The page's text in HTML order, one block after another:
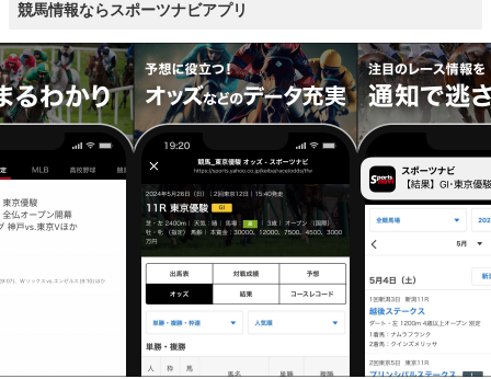
競馬情報ならスポーツナビアプリ